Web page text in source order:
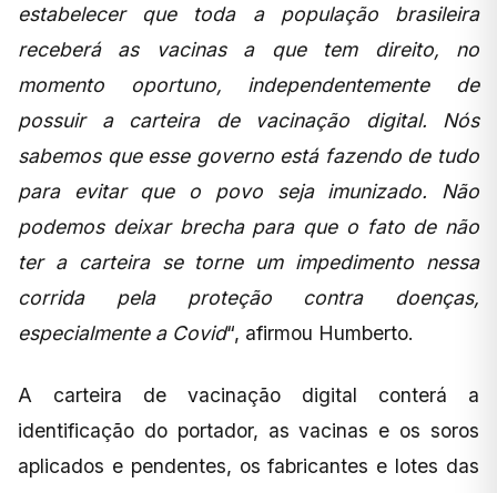
estabelecer que toda a população brasileira
receberá as vacinas a que tem direito, no
momento oportuno, independentemente de
possuir a carteira de vacinação digital. Nós
sabemos que esse governo está fazendo de tudo
para evitar que o povo seja imunizado. Não
podemos deixar brecha para que o fato de não
ter a carteira se torne um impedimento nessa
corrida pela proteção contra doenças,
especialmente a Covid“, afirmou Humberto.
A carteira de vacinação digital conterá a
identificação do portador, as vacinas e os soros
aplicados e pendentes, os fabricantes e lotes das